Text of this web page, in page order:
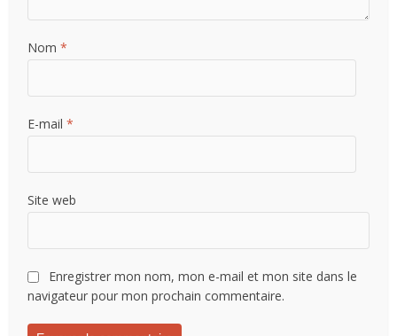
Nom*
E-mail*
Site web
Enregistrer mon nom, mon e-mail et mon site dans le
navigateur pour mon prochain commentaire.